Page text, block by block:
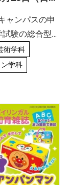
！
ャンパスの申
験の総合型選
を検討して
す。 「Ⅰ期＜
術学科
学科